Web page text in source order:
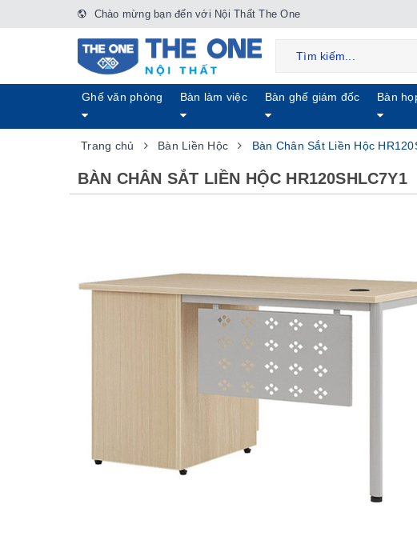
Chào mừng bạn đến với Nội Thất The One
Ghế văn phòng Bàn làm việc Bàn ghế giám đốc Bàn
Trang chủ Bàn Liền Hộc Bàn Chân Sắt Liền Hộc
BÀN CHÂN SẮT LIỀN HỘC HR120SHLC7Y1